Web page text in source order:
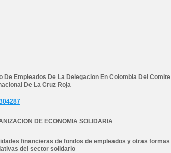
De Empleados De La Delegacion En Colombia Del Comite
De La Cruz Roja
DE ECONOMIA SOLIDARIA
financieras de fondos de empleados y otras formas
del sector solidario